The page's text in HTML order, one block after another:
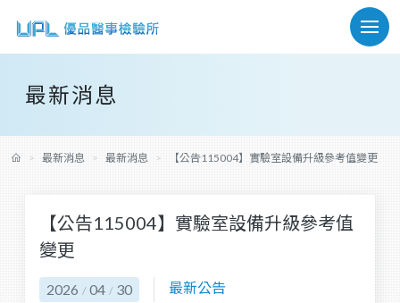
最新消息
最新消息 最新消息 【公告115004】實驗室設備升級參考值變更
【公告115004】實驗室設備升級參考值
變更
2026 / 04 / 30 最新公告